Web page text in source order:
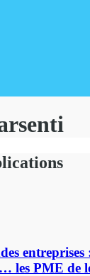
les PME de